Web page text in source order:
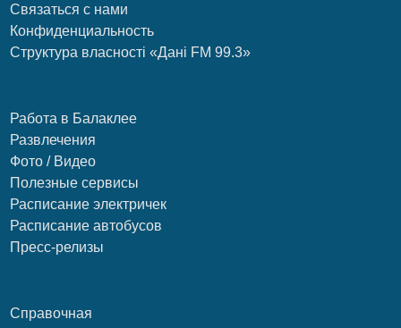
Связаться с нами
Конфиденциальность
Структура власності «Дані FM 99.3»
Работа в Балаклее
Развлечения
Фото / Видео
Полезные сервисы
Расписание электричек
Расписание автобусов
Пресс-релизы
Справочная